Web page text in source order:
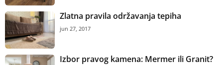
Zlatna pravila održavanja tepiha
jun 27, 2017
Izbor pravog kamena: Mermer ili Granit?